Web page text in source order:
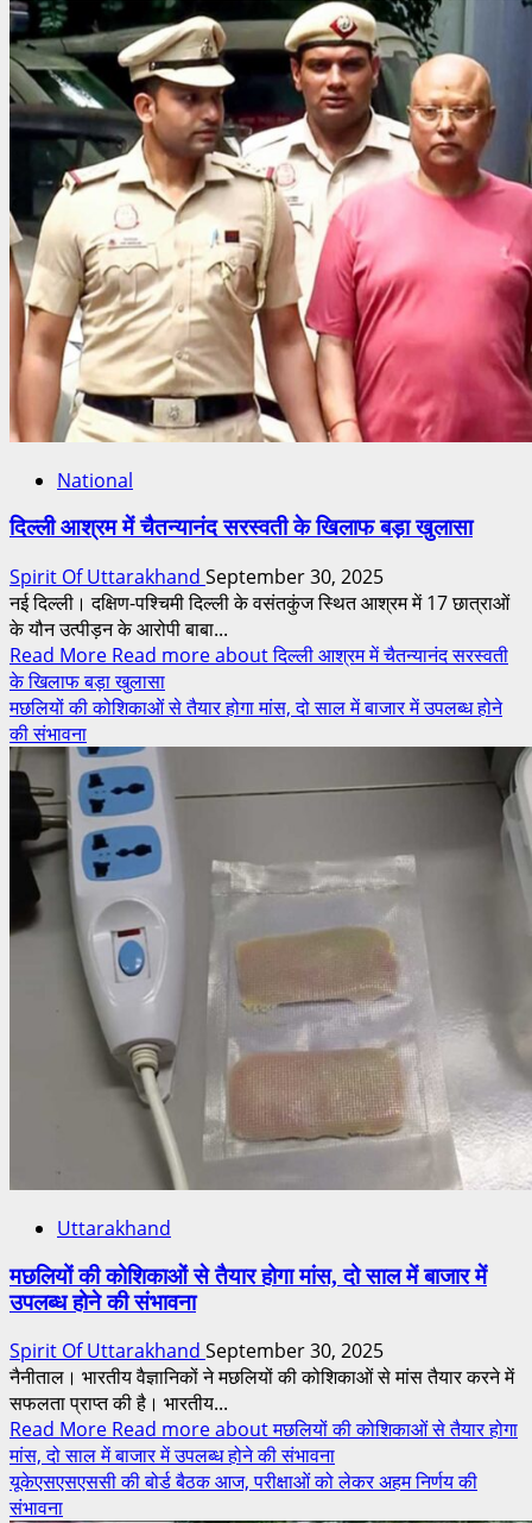
National
दिल्ली आश्रम में चैतन्यानंद सरस्वती के खिलाफ बड़ा खुलासा
Spirit Of Uttarakhand September 30, 2025
नई दिल्ली। दक्षिण-पश्चिमी दिल्ली के वसंतकुंज स्थित आश्रम में 17 छात्राओं
के यौन उत्पीड़न के आरोपी बाबा...
Read More Read more about दिल्ली आश्रम में चैतन्यानंद सरस्वती
के खिलाफ बड़ा खुलासा
मछलियों की कोशिकाओं से तैयार होगा मांस, दो साल में बाजार में उपलब्ध होने
की संभावना
Uttarakhand
मछलियों की कोशिकाओं से तैयार होगा मांस, दो साल में बाजार में
उपलब्ध होने की संभावना
Spirit Of Uttarakhand September 30, 2025
नैनीताल। भारतीय वैज्ञानिकों ने मछलियों की कोशिकाओं से मांस तैयार करने में
सफलता प्राप्त की है। भारतीय...
Read More Read more about मछलियों की कोशिकाओं से तैयार होगा
मांस, दो साल में बाजार में उपलब्ध होने की संभावना
यूकेएसएसएससी की बोर्ड बैठक आज, परीक्षाओं को लेकर अहम निर्णय की
संभावना